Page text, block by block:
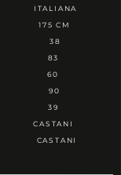
ITALIANA
175 CM
38
83
60
90
39
CASTANI
CASTANI